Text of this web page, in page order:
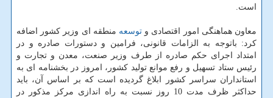
است.
معاون هماهنگی امور اقتصادی و توسعه منطقه ای وزیر کشور اضافه
کرد: باتوجه به الزامات قانونی، فرامین و دستورات صادره و در
امتداد اجرای حکم صادره از طرف وزیر صنعت، معدن و تجارت و
رئیس ستاد تسهیل و رفع موانع تولید کشور، امروز در بخشنامه ای به
استانداران سراسر کشور ابلاغ گردیده است که بر اساس آن، باید
حداکثر ظرف مدت 10 روز نسبت به راه اندازی مرکز مذکور در